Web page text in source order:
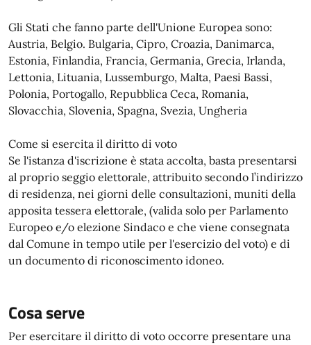
Gli Stati che fanno parte dell'Unione Europea sono:
Austria, Belgio. Bulgaria, Cipro, Croazia, Danimarca,
Estonia, Finlandia, Francia, Germania, Grecia, Irlanda,
Lettonia, Lituania, Lussemburgo, Malta, Paesi Bassi,
Polonia, Portogallo, Repubblica Ceca, Romania,
Slovacchia, Slovenia, Spagna, Svezia, Ungheria
Come si esercita il diritto di voto
Se l'istanza d'iscrizione è stata accolta, basta presentarsi
al proprio seggio elettorale, attribuito secondo l’indirizzo
di residenza, nei giorni delle consultazioni, muniti della
apposita tessera elettorale, (valida solo per Parlamento
Europeo e/o elezione Sindaco e che viene consegnata
dal Comune in tempo utile per l'esercizio del voto) e di
un documento di riconoscimento idoneo.
Cosa serve
Per esercitare il diritto di voto occorre presentare una